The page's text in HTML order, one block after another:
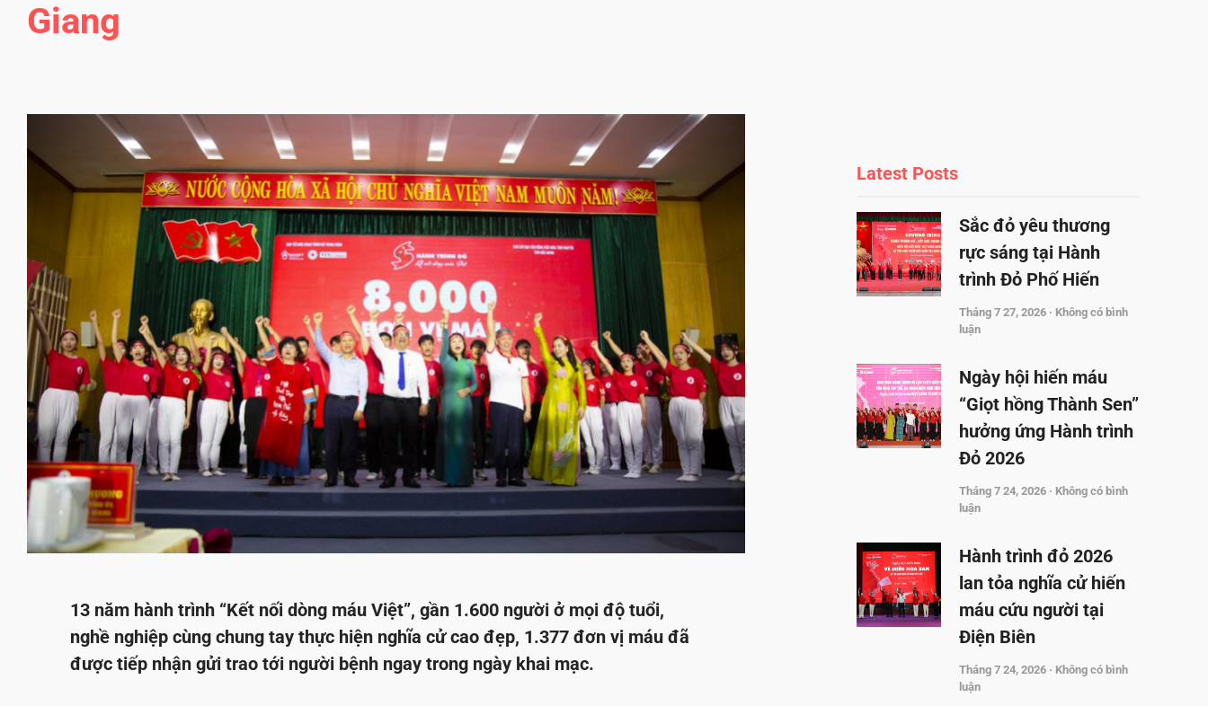
Giang
13 năm hành trình “Kết nối dòng máu Việt”, gần 1.600 người ở mọi độ tuổi,
nghề nghiệp cùng chung tay thực hiện nghĩa cử cao đẹp, 1.377 đơn vị máu đã
được tiếp nhận gửi trao tới người bệnh ngay trong ngày khai mạc.
Latest Posts
Sắc đỏ yêu thương
rực sáng tại Hành
trình Đỏ Phố Hiến
Tháng 7 27, 2026
Không có bình
luận
Ngày hội hiến máu
“Giọt hồng Thành Sen”
hưởng ứng Hành trình
Đỏ 2026
Tháng 7 24, 2026
Không có bình
luận
Hành trình đỏ 2026
lan tỏa nghĩa cử hiến
máu cứu người tại
Điện Biên
Tháng 7 24, 2026
Không có bình
luận